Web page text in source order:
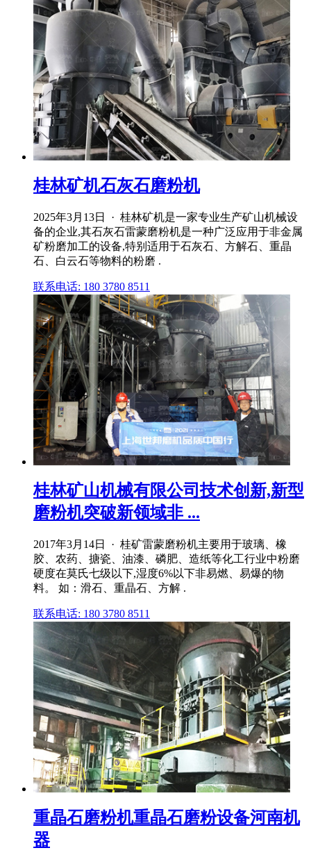
桂林矿机石灰石磨粉机
2025年3月13日 · 桂林矿机是一家专业生产矿山机械设
备的企业,其石灰石雷蒙磨粉机是一种广泛应用于非金属
矿粉磨加工的设备,特别适用于石灰石、方解石、重晶
石、白云石等物料的粉磨 .
联系电话: 180 3780 8511
桂林矿山机械有限公司技术创新,新型
磨粉机突破新领域非 ...
2017年3月14日 · 桂矿雷蒙磨粉机主要用于玻璃、橡
胶、农药、搪瓷、油漆、磷肥、造纸等化工行业中粉磨
硬度在莫氏七级以下,湿度6%以下非易燃、易爆的物
料。 如：滑石、重晶石、方解 .
联系电话: 180 3780 8511
重晶石磨粉机重晶石磨粉设备河南机
器